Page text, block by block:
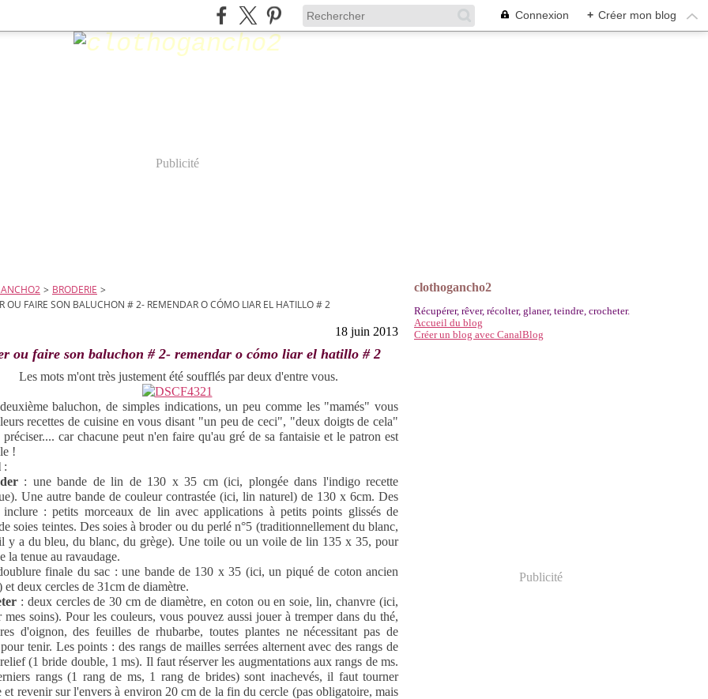
Connexion + Créer mon blog
Publicité
> BRODERIE >
OU FAIRE SON BALUCHON # 2- REMENDAR O CÓMO LIAR EL HATILLO # 2
18 juin 2013
ou faire son baluchon # 2- remendar o cómo liar el hatillo # 2
Les mots m'ont très justement été soufflés par deux d'entre vous.
baluchon, de simples indications, un peu comme les "mamés" vous
recettes de cuisine en vous disant "un peu de ceci", "deux doigts de cela"
préciser.... car chacune peut n'en faire qu'au gré de sa fantaisie et le patron est
!
:
: une bande de lin de 130 x 35 cm (ici, plongée dans l'indigo recette
Une autre bande de couleur contrastée (ici, lin naturel) de 130 x 6cm. Des
inclure : petits morceaux de lin avec applications à petits points glissés de
soies teintes. Des soies à broder ou du perlé n°5 (traditionnellement du blanc,
y a du bleu, du blanc, du grège). Une toile ou un voile de lin 135 x 35, pour
la tenue au ravaudage.
finale du sac : une bande de 130 x 35 (ici, un piqué de coton ancien
et deux cercles de 31cm de diamètre.
: deux cercles de 30 cm de diamètre, en coton ou en soie, lin, chanvre (ici,
mes soins). Pour les couleurs, vous pouvez aussi jouer à tremper dans du thé,
d'oignon, des feuilles de rhubarbe, toutes plantes ne nécessitant pas de
tenir. Les points : des rangs de mailles serrées alternent avec des rangs de
(1 bride double, 1 ms). Il faut réserver les augmentations aux rangs de ms.
rangs (1 rang de ms, 1 rang de brides) sont inachevés, il faut tourner
et revenir sur l'envers à environ 20 cm de la fin du cercle (pas obligatoire, mais
clothogancho2
Récupérer, rêver, récolter, glaner, teindre, crocheter.
Accueil du blog
Créer un blog avec CanalBlog
Publicité